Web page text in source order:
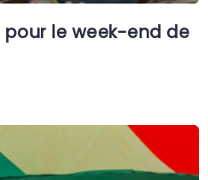
le week-end de